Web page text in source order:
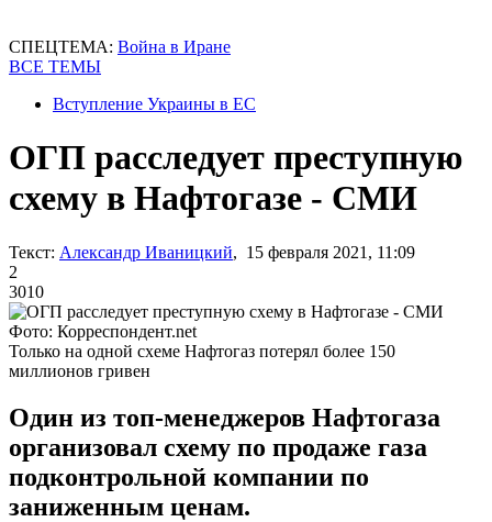
СПЕЦТЕМА: Война в Иране
ВСЕ ТЕМЫ
Вступление Украины в ЕС
ОГП расследует преступную
схему в Нафтогазе - СМИ
Текст: Александр Иваницкий, 15 февраля 2021, 11:09
2
3010
Фото: Корреспондент.net
Только на одной схеме Нафтогаз потерял более 150
миллионов гривен
Один из топ-менеджеров Нафтогаза
организовал схему по продаже газа
подконтрольной компании по
заниженным ценам.